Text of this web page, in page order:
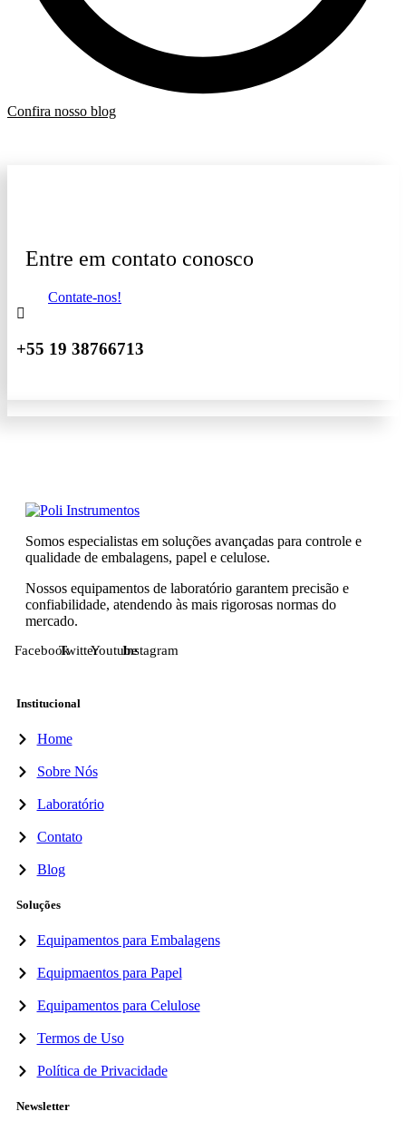
Confira nosso blog
Entre em contato conosco
Contate-nos!
+55 19 38766713
Somos especialistas em soluções avançadas para controle e
qualidade de embalagens, papel e celulose.
Nossos equipamentos de laboratório garantem precisão e
confiabilidade, atendendo às mais rigorosas normas do
mercado.
FacebookTwitterYoutubeInstagram
Institucional
Home
Sobre Nós
Laboratório
Contato
Blog
Soluções
Equipamentos para Embalagens
Equipmaentos para Papel
Equipamentos para Celulose
Termos de Uso
Política de Privacidade
Newsletter